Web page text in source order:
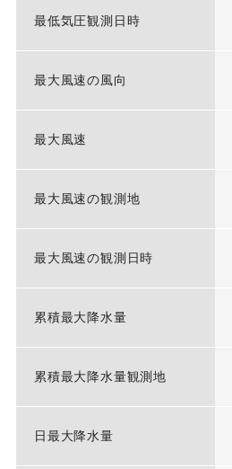
最低気圧観測日時
最大風速の風向
最大風速
最大風速の観測地
最大風速の観測日時
累積最大降水量
累積最大降水量観測地
日最大降水量